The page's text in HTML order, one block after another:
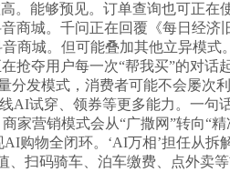
能够预见。订单查询也可正在
商城。千问正在回覆《每日经济
城。但可能叠加其他立异模式
抢夺用户每一次“帮我买”的对话
发模式，消费者可能不会屡次
试穿、领券等更多能力。一句
营销模式会从“广撒网”转向“
物全闭环。‘AI万相’担任从拆
扫码骑车、泊车缴费、点外卖